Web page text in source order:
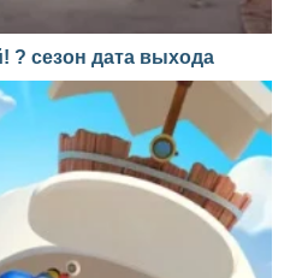
? сезон дата выхода